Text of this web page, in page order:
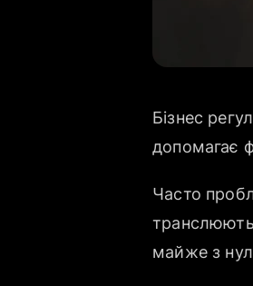
Бізнес
допомагає
Часто
майже з